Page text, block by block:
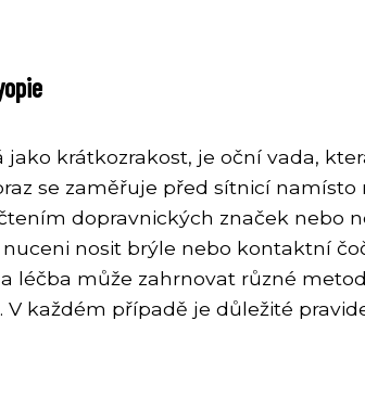
jako krátkozrakost, je oční vada,
se zaměřuje před sítnicí
dopravnických značek nebo
nosit brýle nebo kontaktní
léčba může zahrnovat různé
V každém případě je důležité